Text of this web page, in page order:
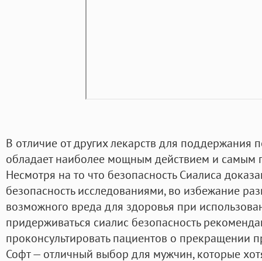
В отличие от других лекарств для поддержания
обладает наиболее мощным действием и самым
Несмотря на то что безопасность Сиалиса
безопасность исследованиями, во избежание
возможного вреда для здоровья при
придерживаться сиалис безопасность
проконсультировать пациентов о прекращении
Софт — отличный выбор для мужчин, которые